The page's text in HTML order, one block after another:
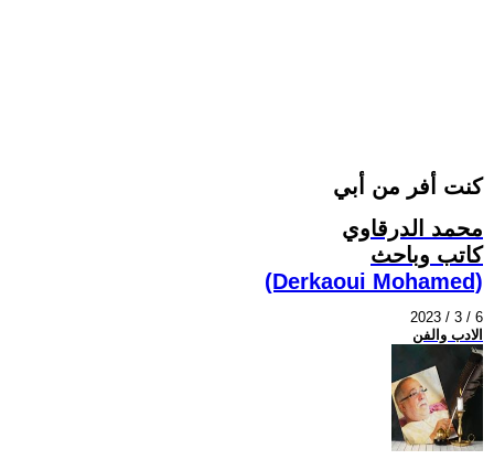
كنت أفر من أبي
محمد الدرقاوي
كاتب وباحث
(Derkaoui Mohamed)
2023 / 3 / 6
الادب والفن